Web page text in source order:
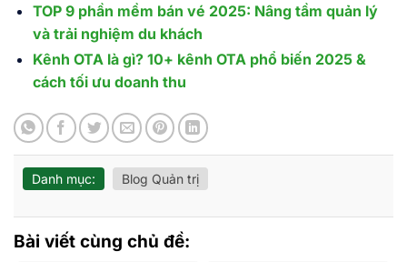
TOP 9 phần mềm bán vé 2025: Nâng tầm quản lý
và trải nghiệm du khách
Kênh OTA là gì? 10+ kênh OTA phổ biến 2025 &
cách tối ưu doanh thu
Danh mục: Blog Quản trị
Bài viết cùng chủ đề: